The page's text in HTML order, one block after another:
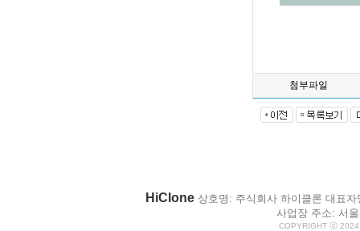
첨부파일
HiClone상호명: 주식회사 하이클론 대표자
사업장 주소: 서
COPYRIGHT ⓒ 2024